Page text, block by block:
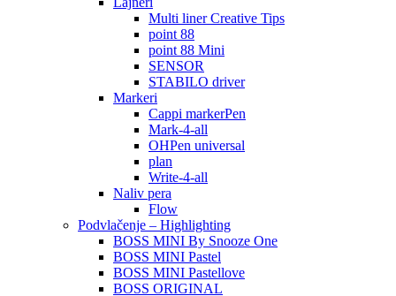
Multi liner Creative Tips
point 88
point 88 Mini
SENSOR
STABILO driver
Markeri
Cappi markerPen
Mark-4-all
OHPen universal
plan
Write-4-all
Naliv pera
Flow
Podvlačenje – Highlighting
BOSS MINI By Snooze One
BOSS MINI Pastel
BOSS MINI Pastellove
BOSS ORIGINAL